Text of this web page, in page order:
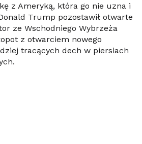
z Ameryką, która go nie uzna i
Trump pozostawił otwarte
ze Wschodniego Wybrzeża
z otwarciem nowego
tracących dech w piersiach